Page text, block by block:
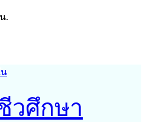
.
วศึกษา